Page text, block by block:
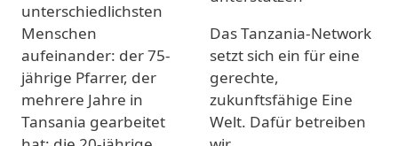
unterschiedlichsten
Menschen
aufeinander: der 75-
jährige Pfarrer, der
mehrere Jahre in
Tansania gearbeitet
Das Tanzania-Network
setzt sich ein für eine
gerechte,
zukunftsfähige Eine
Welt. Dafür betreiben